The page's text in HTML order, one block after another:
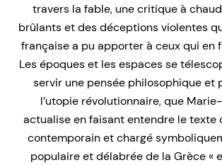
travers la fable, une critique à
brûlants et des déceptions violentes
française a pu apporter à ceux qui en
Les époques et les espaces se
servir une pensée philosophique et
l’utopie révolutionnaire, que
actualise en faisant entendre le texte
contemporain et chargé
populaire et délabrée de la Grèce «